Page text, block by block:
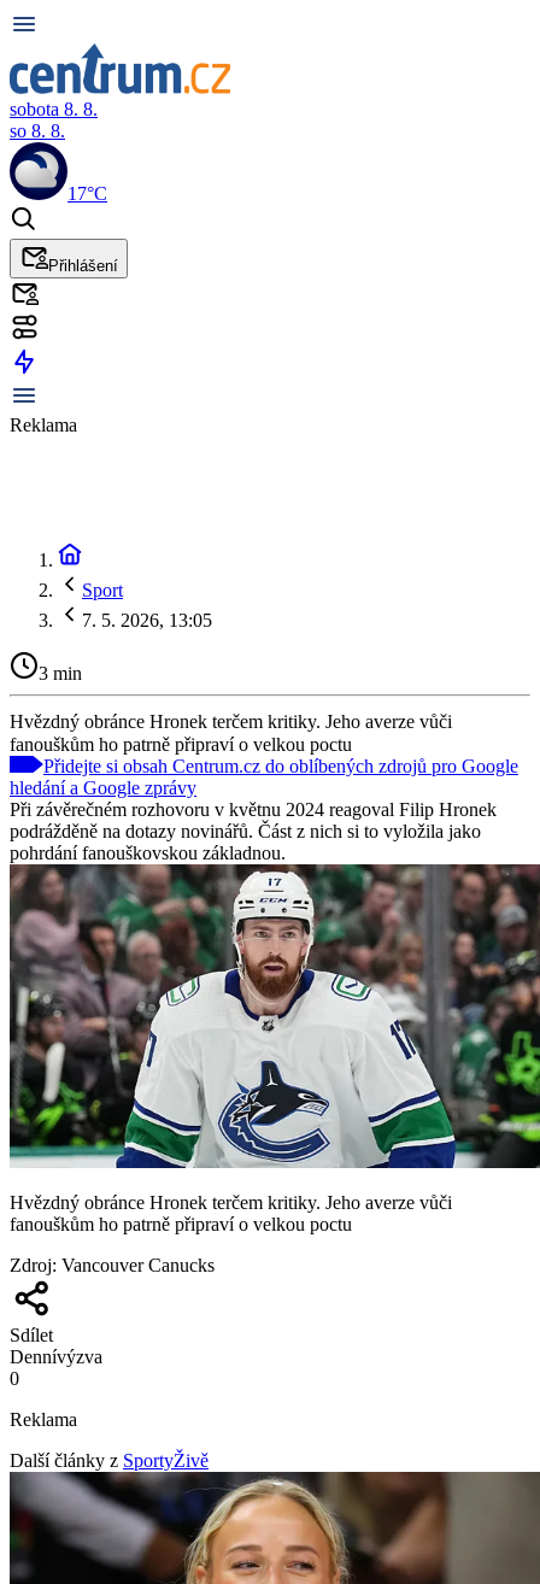
sobota 8. 8.
so 8. 8.
17°C
Přihlášení
Reklama
Sport
7. 5. 2026, 13:05
3 min
Hvězdný obránce Hronek terčem kritiky. Jeho averze vůči
fanouškům ho patrně připraví o velkou poctu
Přidejte si obsah Centrum.cz do oblíbených zdrojů pro Google
hledání a Google zprávy
Při závěrečném rozhovoru v květnu 2024 reagoval Filip Hronek
podrážděně na dotazy novinářů. Část z nich si to vyložila jako
pohrdání fanouškovskou základnou.
Hvězdný obránce Hronek terčem kritiky. Jeho averze vůči
fanouškům ho patrně připraví o velkou poctu
Zdroj: Vancouver Canucks
Sdílet
Dennívýzva
0
Reklama
Další články z SportyŽivě